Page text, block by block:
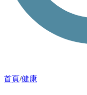
首頁/健康